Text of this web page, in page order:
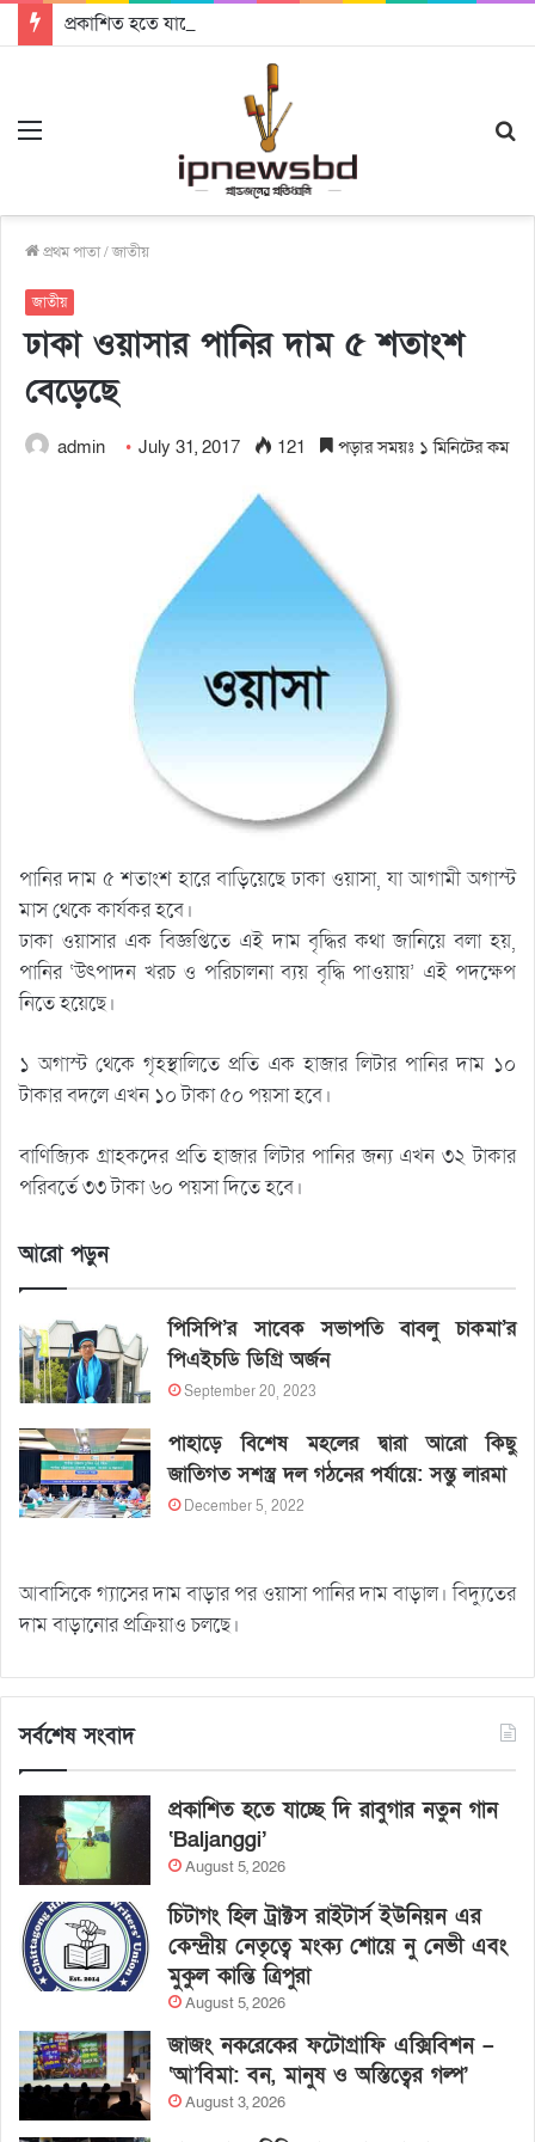
প্রকাশিত হতে যাচ্ছে দি রাবুগার নতুন গান ‘Baljanggi’
প্রথম পাতা/জাতীয়
জাতীয়
ঢাকা ওয়াসার পানির দাম ৫ শতাংশ
বেড়েছে
admin July 31, 2017 121 পড়ার সময়ঃ ১ মিনিটের কম
পানির দাম ৫ শতাংশ হারে বাড়িয়েছে ঢাকা ওয়াসা, যা আগামী অগাস্ট
মাস থেকে কার্যকর হবে।
ঢাকা ওয়াসার এক বিজ্ঞপ্তিতে এই দাম বৃদ্ধির কথা জানিয়ে বলা হয়,
পানির ‘উৎপাদন খরচ ও পরিচালনা ব্যয় বৃদ্ধি পাওয়ায়’ এই পদক্ষেপ
নিতে হয়েছে।
১ অগাস্ট থেকে গৃহস্থালিতে প্রতি এক হাজার লিটার পানির দাম ১০
টাকার বদলে এখন ১০ টাকা ৫০ পয়সা হবে।
বাণিজ্যিক গ্রাহকদের প্রতি হাজার লিটার পানির জন্য এখন ৩২ টাকার
পরিবর্তে ৩৩ টাকা ৬০ পয়সা দিতে হবে।
আরো পড়ুন
পিসিপি’র সাবেক সভাপতি বাবলু চাকমা’র
পিএইচডি ডিগ্রি অর্জন
September 20, 2023
পাহাড়ে বিশেষ মহলের দ্বারা আরো কিছু
জাতিগত সশস্ত্র দল গঠনের পর্যায়ে: সন্তু লারমা
December 5, 2022
আবাসিকে গ্যাসের দাম বাড়ার পর ওয়াসা পানির দাম বাড়াল। বিদ্যুতের
দাম বাড়ানোর প্রক্রিয়াও চলছে।
সর্বশেষ সংবাদ
প্রকাশিত হতে যাচ্ছে দি রাবুগার নতুন গান
‘Baljanggi’
August 5, 2026
চিটাগং হিল ট্রাক্টস রাইটার্স ইউনিয়ন এর
কেন্দ্রীয় নেতৃত্বে মংক্য শোয়ে নু নেভী এবং
মুকুল কান্তি ত্রিপুরা
August 5, 2026
জাজং নকরেকের ফটোগ্রাফি এক্সিবিশন –
‘আ’বিমা: বন, মানুষ ও অস্তিত্বের গল্প’
August 3, 2026